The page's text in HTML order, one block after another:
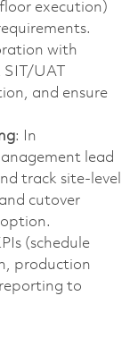
execution)
with
UAT
and ensure
: In
lead
track site-level
cutover
(schedule
production
to